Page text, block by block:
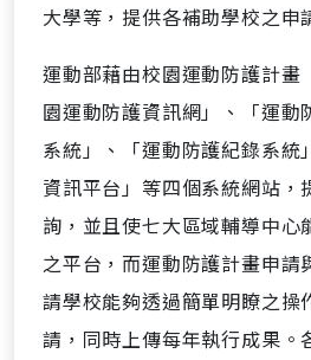
大學等，提供各補助學校之申
運動部藉由校園運動防護計畫
園運動防護資訊網」、「運動
系統」、「運動防護紀錄系統
資訊平台」等四個系統網站，
詢，並且使七大區域輔導中心
之平台，而運動防護計畫申請
請學校能夠透過簡單明瞭之操
請，同時上傳每年執行成果。